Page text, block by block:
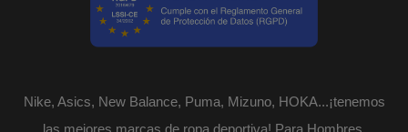
Nike, Asics, New Balance, Puma, Mizuno, HOKA...¡tenemos
las mejores marcas de ropa deportiva! Para Hombres,